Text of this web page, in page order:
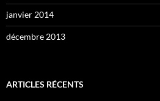
janvier 2014
décembre 2013
ARTICLES RÉCENTS